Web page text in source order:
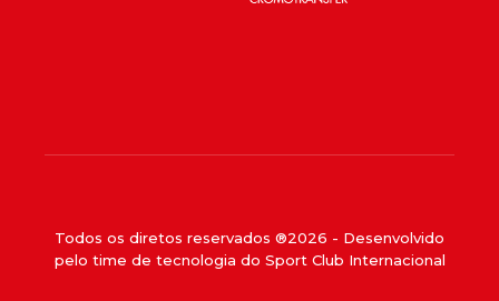
Todos os diretos reservados ®2026 - Desenvolvido
pelo time de tecnologia do Sport Club Internacional